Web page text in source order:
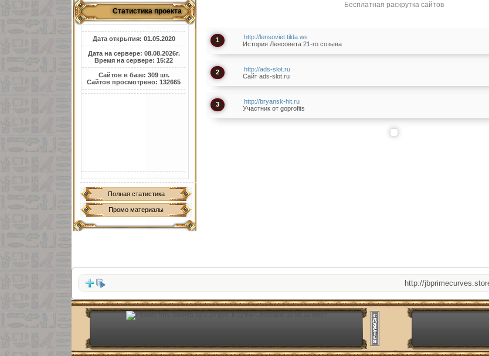
Статистика проекта
Дата открытия: 01.05.2020
Дата на сервере: 08.08.2026г.
Время на сервере: 15:22
Сайтов в базе: 309 шт.
Сайтов просмотрено: 132665
Полная статистика
Промо материалы
Бесплатная раскрутка сайтов
1
http://lensoviet.tilda.ws
История Ленсовета 21-го созыва
2
http://ads-slot.ru
Сайт ads-slot.ru
3
http://bryansk-hit.ru
Участник от goprofits
http://jbprimecurves.store/